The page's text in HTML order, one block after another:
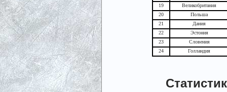
19
Великобритания
20
Польша
21
Дания
22
Эстония
23
Словения
24
Голландия